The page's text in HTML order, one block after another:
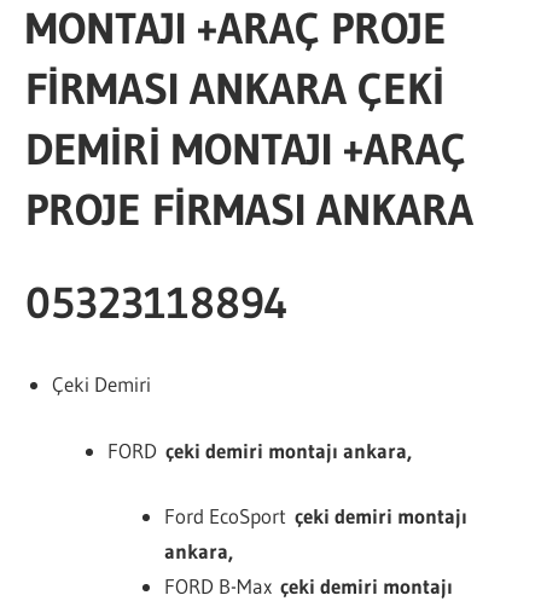
MONTAJI +ARAÇ PROJE
FİRMASI ANKARA ÇEKİ
DEMİRİ MONTAJI +ARAÇ
PROJE FİRMASI ANKARA
05323118894
Çeki Demiri
FORD çeki demiri montajı ankara,
Ford EcoSport çeki demiri montajı
ankara,
FORD B-Max çeki demiri montajı